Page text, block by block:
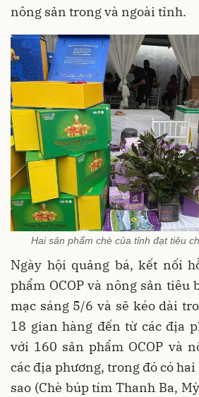
nông sản trong và ngoài tỉnh.
Hai sản phẩm chè của tỉnh đạt tiêu
Ngày hội quảng bá, kết nối
phẩm OCOP và nông sản tiêu
mạc sáng 5/6 và sẽ kéo dài
18 gian hàng đến từ các địa
với 160 sản phẩm OCOP và
các địa phương, trong đó có hai
sao (Chè búp tím Thanh Ba,